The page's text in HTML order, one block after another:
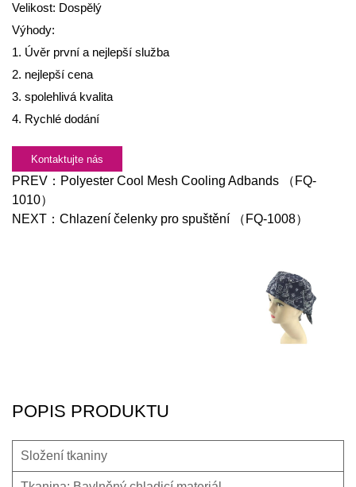
Velikost: Dospělý
Výhody:
1. Úvěr první a nejlepší služba
2. nejlepší cena
3. spolehlivá kvalita
4. Rychlé dodání
Kontaktujte nás
PREV： Polyester Cool Mesh Cooling Adbands （FQ-
1010）
NEXT： Chlazení čelenky pro spuštění （FQ-1008）
POPIS PRODUKTU
Složení tkaniny